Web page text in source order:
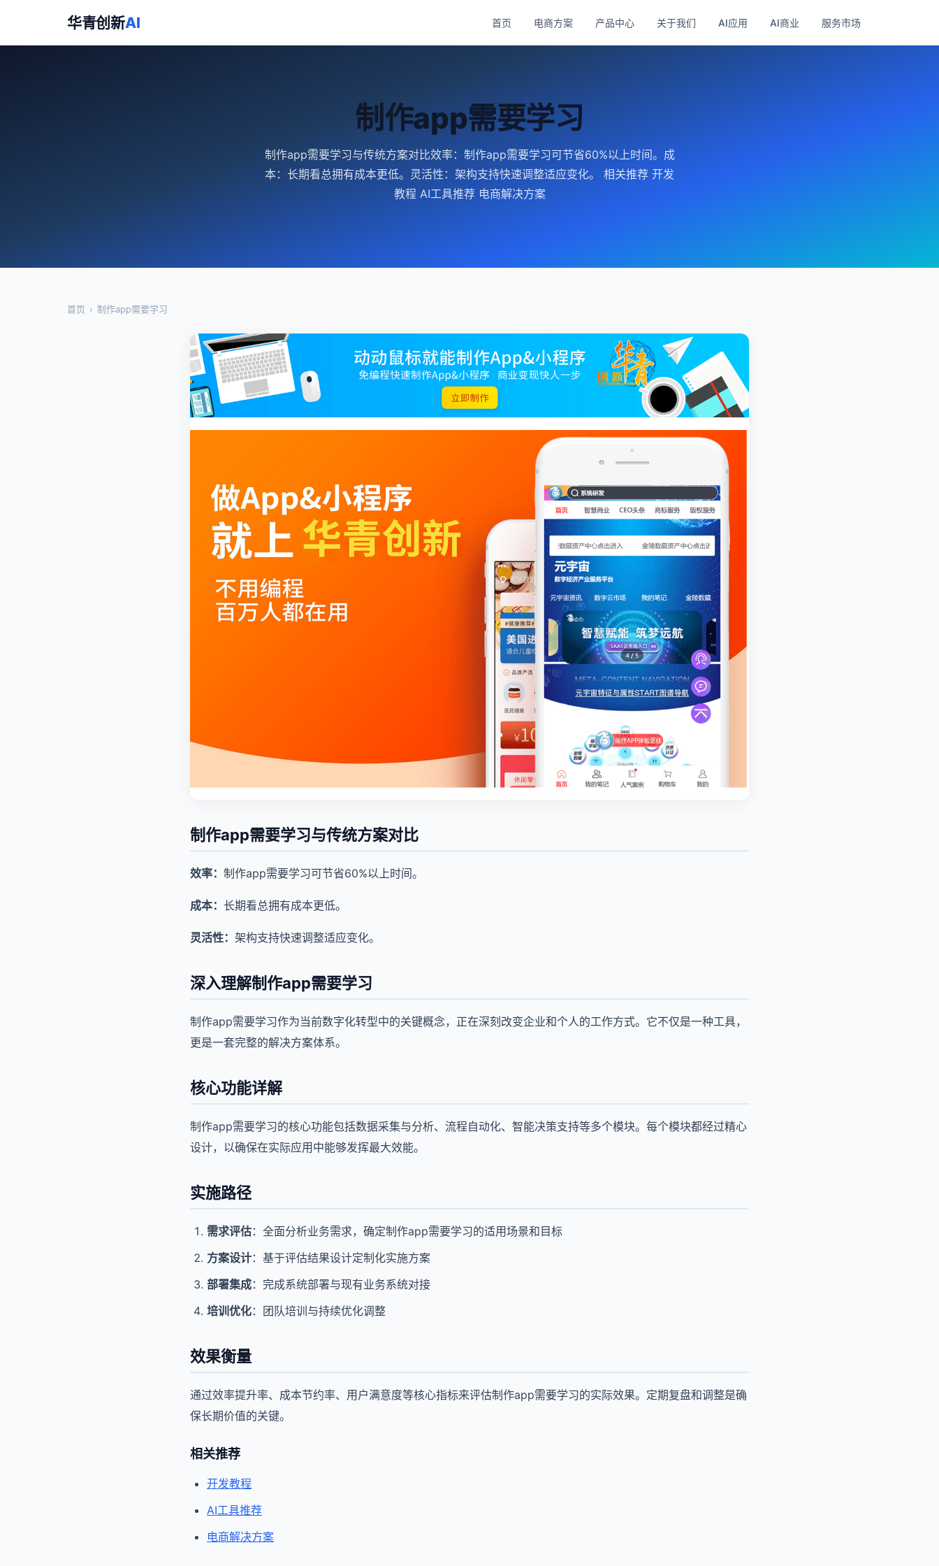
华青创新AI 首页 电商方案 产品中心 关于我们 AI应用 AI商业 服务市场
制作app需要学习
制作app需要学习与传统方案对比效率：制作app需要学习可节省60%以上时间。成
本：长期看总拥有成本更低。灵活性：架构支持快速调整适应变化。 相关推荐 开发
教程 AI工具推荐 电商解决方案
首页 › 制作app需要学习
制作app需要学习与传统方案对比
效率： 制作app需要学习可节省60%以上时间。
成本： 长期看总拥有成本更低。
灵活性： 架构支持快速调整适应变化。
深入理解制作app需要学习
制作app需要学习作为当前数字化转型中的关键概念，正在深刻改变企业和个人的工作方式。它不仅是一种工具，
更是一套完整的解决方案体系。
核心功能详解
制作app需要学习的核心功能包括数据采集与分析、流程自动化、智能决策支持等多个模块。每个模块都经过精心
设计，以确保在实际应用中能够发挥最大效能。
实施路径
需求评估：全面分析业务需求，确定制作app需要学习的适用场景和目标
方案设计：基于评估结果设计定制化实施方案
部署集成：完成系统部署与现有业务系统对接
培训优化：团队培训与持续优化调整
效果衡量
通过效率提升率、成本节约率、用户满意度等核心指标来评估制作app需要学习的实际效果。定期复盘和调整是确
保长期价值的关键。
相关推荐
开发教程
AI工具推荐
电商解决方案